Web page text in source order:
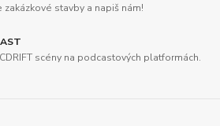
zakázkové stavby a napiš nám!
scény na podcastových platformách.